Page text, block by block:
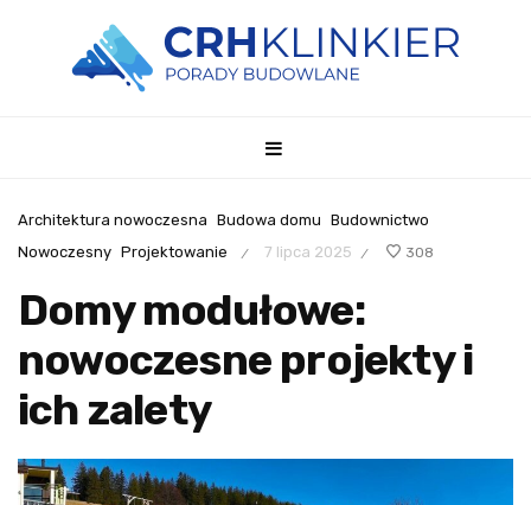
Architektura nowoczesna Budowa domu Budownictwo
Nowoczesny Projektowanie / 7 lipca 2025 / 308
Domy modułowe:
nowoczesne projekty i
ich zalety